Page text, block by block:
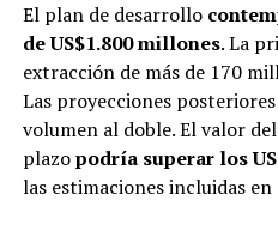
El plan de desarrollo
de US$1.800 millones. La
extracción de más de 170
Las proyecciones
volumen al doble. El valor
plazopodría superar los
las estimaciones incluidas